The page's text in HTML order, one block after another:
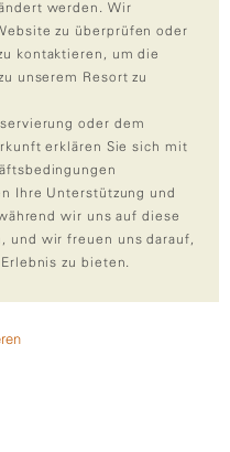
werden. Wir
zu überprüfen oder
kontaktieren, um die
unserem Resort zu
oder dem
erklären Sie sich mit
Ihre Unterstützung und
wir uns auf diese
und wir freuen uns darauf,
zu bieten.